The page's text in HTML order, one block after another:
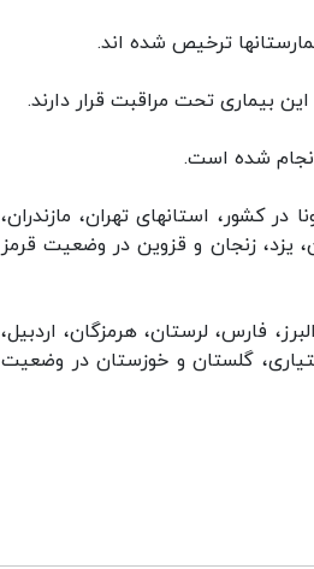
کشور، استانهای تهران، مازندران،
یزد، زنجان و قزوین در وضعیت قرمز
فارس، لرستان، هرمزگان، اردبیل،
گلستان و خوزستان در وضعیت